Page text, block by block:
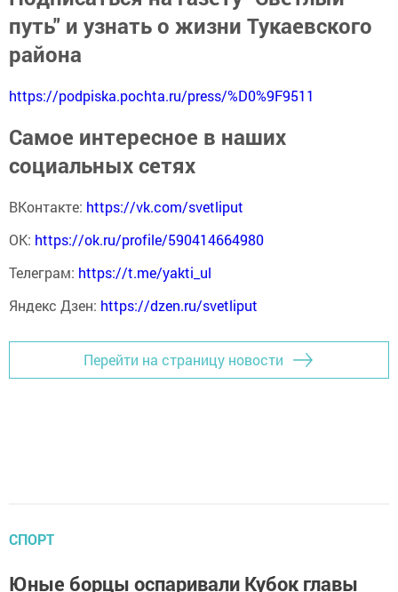
путь" и узнать о жизни Тукаевского
района
https://podpiska.pochta.ru/press/%D0%9F9511
Самое интересное в наших
социальных сетях
ВКонтакте: https://vk.com/svetliput
ОК: https://ok.ru/profile/590414664980
Телеграм: https://t.me/yakti_ul
Яндекс Дзен: https://dzen.ru/svetliput
Перейти на страницу новости
СПОРТ
Юные борцы оспаривали Кубок главы